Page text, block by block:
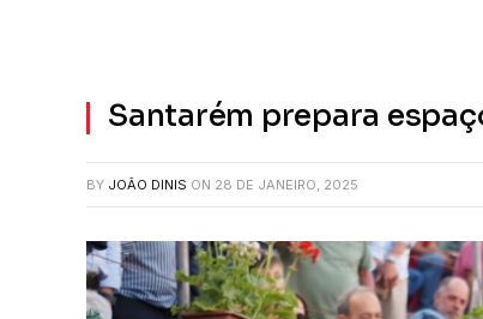
Santarém prepara
BY JOÃO DINIS ON 28 DE JANEIRO, 2025